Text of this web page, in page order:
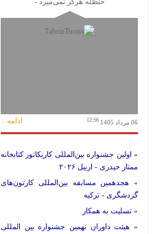
06 مرداد 1405 12:56 ادامه...
» اولین جشنواره بین‌المللی کاریکاتور کتابخانه
ممتاز حیدری - اربیل ۲۰۲۶
»
هجدهمین مسابقه بین‌المللی کارتون‌های
گردشگری - ترکیه
» تسلیت به همکار
» هیئت داوران نهمین جشنواره بین المللی